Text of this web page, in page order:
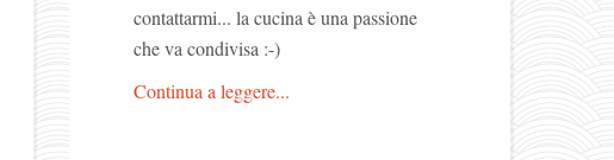
contattarmi... la cucina è una passione
che va condivisa :-)
Continua a leggere...